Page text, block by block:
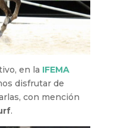
en la IFEMA
disfrutar de
con mención
.